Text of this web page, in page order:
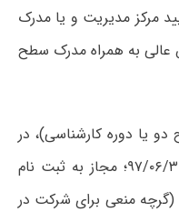
مرکز مدیریت و یا مدرک
عالی به همراه مدرک سطح
دو یا دوره کارشناسی)، در
صورت فراغت از تحصیل تا تاریخ ۹۷/۰۶/۳۱؛ مجاز به ثبت نام
(گرچه منعی برای شرکت در